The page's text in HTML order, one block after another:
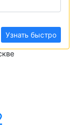
Узнать быстро